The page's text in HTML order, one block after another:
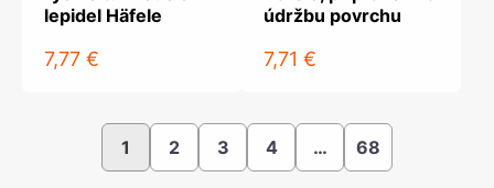
lepidel Häfele
7,77 €
údržbu povrchu
7,71 €
1 2 3 4 … 68